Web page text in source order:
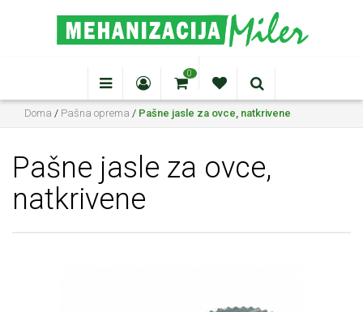
0
Doma / Pašna oprema / Pašne jasle za ovce, natkrivene
Pašne jasle za ovce,
natkrivene